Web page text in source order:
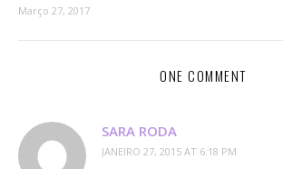
Março 27, 2017
ONE COMMENT
SARA RODA
JANEIRO 27, 2015 AT 6:18 PM